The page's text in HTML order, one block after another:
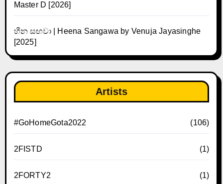
Master D [2026]
හීන සඟවා | Heena Sangawa by Venuja Jayasinghe
[2025]
Artists
#GoHomeGota2022 (106)
2FISTD (1)
2FORTY2 (1)